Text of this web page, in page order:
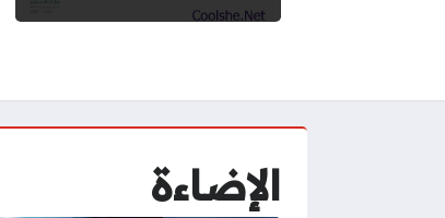
الإضاءة